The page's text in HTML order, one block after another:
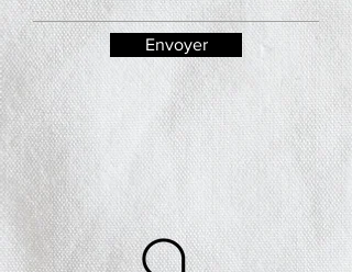
Envoyer